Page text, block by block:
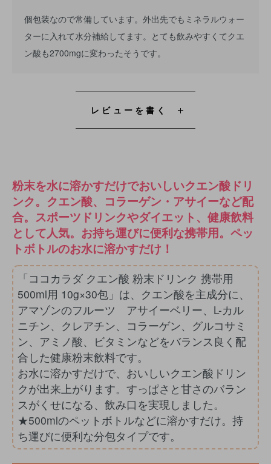
個包装なので常備しています。外出先でもミネラルウォー
ターに入れて水分補給してます。とても飲みやすくてクエ
ン酸も2700mgに変わったそうです。
レビューを書く
粉末を水に溶かすだけでおいしいクエン酸ドリ
ンク。クエン酸、コラーゲン・アサイーなど配
合。スポーツドリンクやダイエット、健康飲料
として人気。お持ち運びに便利な携帯用。ペッ
トボトルのお水に溶かすだけ！
「ココカラダ クエン酸 粉末ドリンク 携帯用
500ml用 10g×30包」は、クエン酸を主成分に、
アマゾンのフルーツ アサイーベリー、L-カル
ニチン、クレアチン、コラーゲン、グルコサミ
ン、アミノ酸、ビタミンなどをバランス良く配
合した健康粉末飲料です。
お水に溶かすだけで、おいしいクエン酸ドリン
クが出来上がります。すっぱさと甘さのバラン
スがくせになる、飲み口を実現しました。
★500mlのペットボトルなどに溶かすだけ。持
ち運びに便利な分包タイプです。